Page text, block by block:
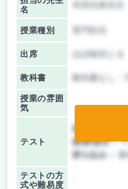
名
授業種別
出席 ほぼ毎回とる
教科書 教科書なし・
授業の雰囲
気
テスト
前期/中間：
後期/期末：
持ち込み：
テストの方
式や難易度